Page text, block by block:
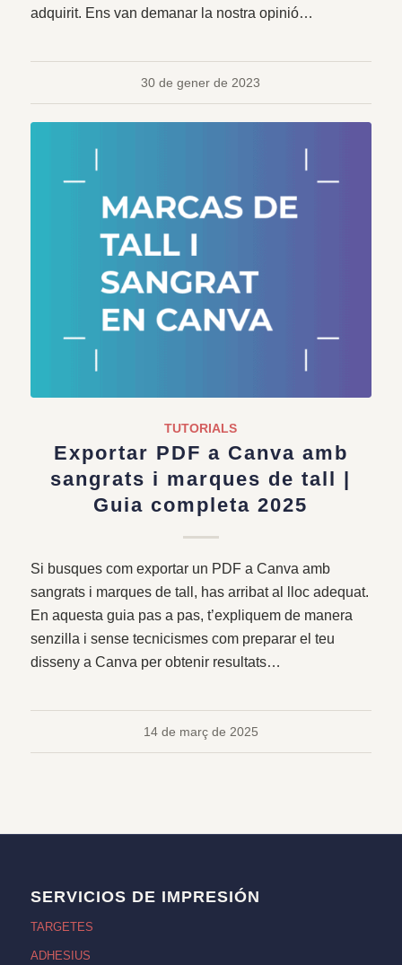
adquirit. Ens van demanar la nostra opinió…
30 de gener de 2023
TUTORIALS
Exportar PDF a Canva amb
sangrats i marques de tall |
Guia completa 2025
Si busques com exportar un PDF a Canva amb
sangrats i marques de tall, has arribat al lloc adequat.
En aquesta guia pas a pas, t’expliquem de manera
senzilla i sense tecnicismes com preparar el teu
disseny a Canva per obtenir resultats…
14 de març de 2025
SERVICIOS DE IMPRESIÓN
TARGETES
ADHESIUS